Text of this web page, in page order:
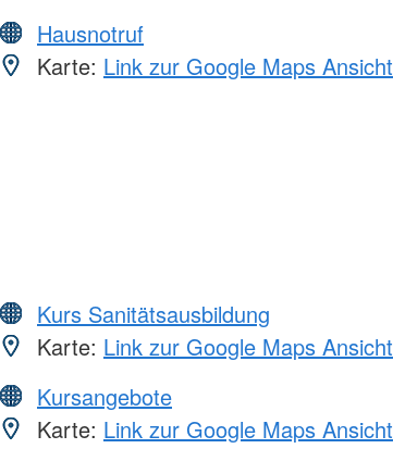
Hausnotruf
Karte: Link zur Google Maps Ansicht
Kurs Sanitätsausbildung
Karte: Link zur Google Maps Ansicht
Kursangebote
Karte: Link zur Google Maps Ansicht